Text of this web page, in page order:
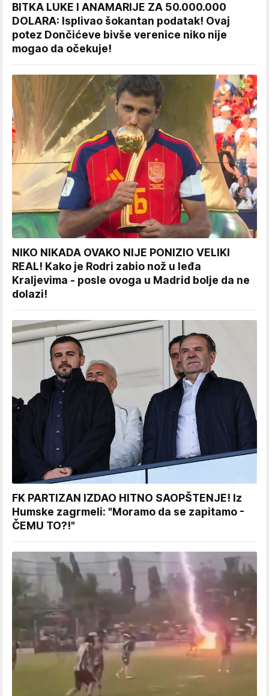
BITKA LUKE I ANAMARIJE ZA 50.000.000
DOLARA: Isplivao šokantan podatak! Ovaj
potez Dončićeve bivše verenice niko nije
mogao da očekuje!
NIKO NIKADA OVAKO NIJE PONIZIO VELIKI
REAL! Kako je Rodri zabio nož u leđa
Kraljevima - posle ovoga u Madrid bolje da ne
dolazi!
FK PARTIZAN IZDAO HITNO SAOPŠTENJE! Iz
Humske zagrmeli: "Moramo da se zapitamo -
ČEMU TO?!"